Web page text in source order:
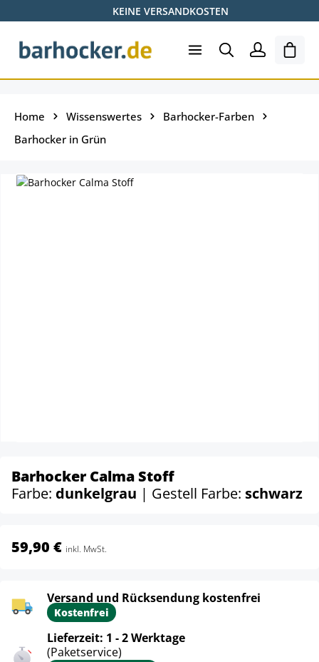
Zum Hauptinhalt springenKEINE VERSANDKOSTEN
Home Wissenswertes
Barhocker-Farben
Barhocker in Grün
Barhocker Calma Stoff
Farbe: dunkelgrau | Gestell Farbe: schwarz
59,90 € inkl. MwSt.
Versand und Rücksendung kostenfrei
Kostenfrei
Lieferzeit: 1 - 2 Werktage
(Paketservice)